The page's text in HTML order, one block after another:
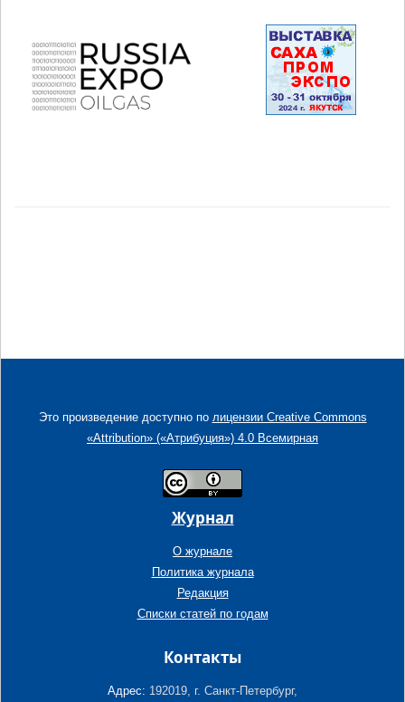
Это произведение доступно по лицензии Creative Commons
«Attribution» («Атрибуция») 4.0 Всемирная
Журнал
О журнале
Политика журнала
Редакция
Списки статей по годам
Контакты
Адрес: 192019, г. Санкт-Петербург,